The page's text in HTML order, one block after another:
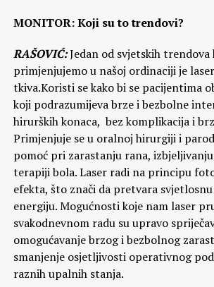
MONITOR: Koji su to trendovi?
RAŠOVIĆ:Jedan od svjetskih trendova
primjenjujemo u našoj ordinaciji je
tkiva.Koristi se kako bi se pacijentima
koji podrazumijeva brze i bezbolne
hirurških konaca, bez komplikacija i
Primjenjuje se u oralnoj hirurgiji i
pomoć pri zarastanju rana, izbjeljivanju
terapiji bola. Laser radi na principu
efekta, što znači da pretvara
energiju. Mogućnosti koje nam laser
svakodnevnom radu su upravo
omogućavanje brzog i bezbolnog
smanjenje osjetljivosti operativnog
raznih upalnih stanja.